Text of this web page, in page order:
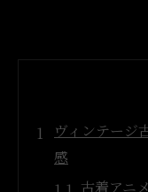
ヴィンテージ
感
古着アニ